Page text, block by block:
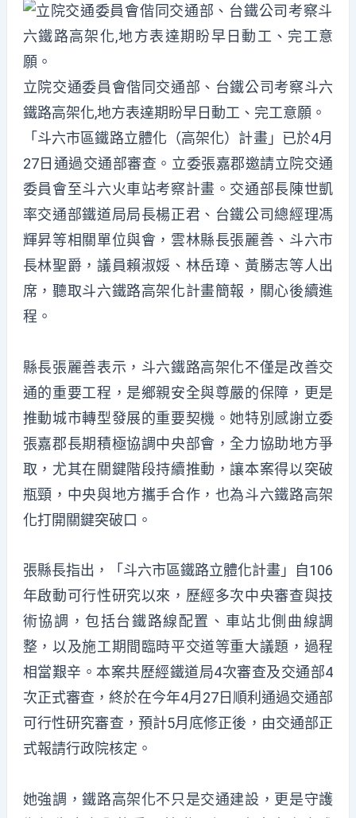
立院交通委員會偕同交通部、台鐵公司考察斗六
鐵路高架化,地方表達期盼早日動工、完工意願。
「斗六市區鐵路立體化（高架化）計畫」已於4月
27日通過交通部審查。立委張嘉郡邀請立院交通
委員會至斗六火車站考察計畫。交通部長陳世凱
率交通部鐵道局局長楊正君、台鐵公司總經理馮
輝昇等相關單位與會，雲林縣長張麗善、斗六市
長林聖爵，議員賴淑娞、林岳璋、黃勝志等人出
席，聽取斗六鐵路高架化計畫簡報，關心後續進
程。
縣長張麗善表示，斗六鐵路高架化不僅是改善交
通的重要工程，是鄉親安全與尊嚴的保障，更是
推動城市轉型發展的重要契機。她特別感謝立委
張嘉郡長期積極協調中央部會，全力協助地方爭
取，尤其在關鍵階段持續推動，讓本案得以突破
瓶頸，中央與地方攜手合作，也為斗六鐵路高架
化打開關鍵突破口。
張縣長指出，「斗六市區鐵路立體化計畫」自106
年啟動可行性研究以來，歷經多次中央審查與技
術協調，包括台鐵路線配置、車站北側曲線調
整，以及施工期間臨時平交道等重大議題，過程
相當艱辛。本案共歷經鐵道局4次審查及交通部4
次正式審查，終於在今年4月27日順利通過交通部
可行性研究審查，預計5月底修正後，由交通部正
式報請行政院核定。
她強調，鐵路高架化不只是交通建設，更是守護